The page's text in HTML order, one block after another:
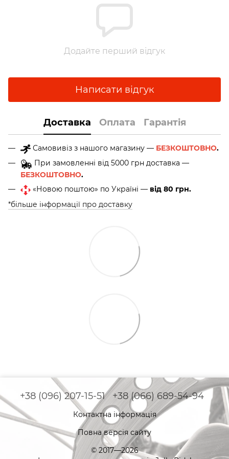
Додайте перший відгук
Написати відгук
Доставка Оплата Гарантія
Самовивіз з нашого магазину — БЕЗКОШТОВНО.
При замовленні від 5000 грн доставка —
БЕЗКОШТОВНО.
«Новою поштою» по Україні — від 80 грн.
*більше інформації про доставку
+38 (096) 207-15-51 +38 (066) 689-54-94
Контактна інформація
Повна версія сайту
© 2017—2026